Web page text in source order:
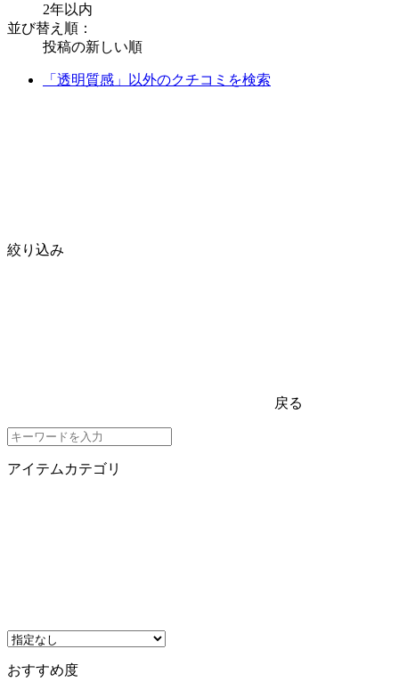
2年以内
並び替え順：
投稿の新しい順
「透明質感」以外のクチコミを検索
絞り込み
戻る
アイテムカテゴリ
おすすめ度